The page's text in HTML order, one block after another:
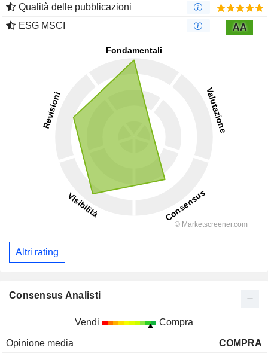
Qualità delle pubblicazioni
ESG MSCI
AA
Altri rating
Consensus Analisti
Vendi Compra
Opinione media
COMPRA